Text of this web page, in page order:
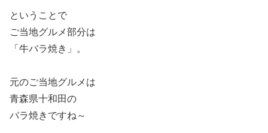
ということで
ご当地グルメ部分は
「牛バラ焼き」。
元のご当地グルメは
青森県十和田の
バラ焼きですね～